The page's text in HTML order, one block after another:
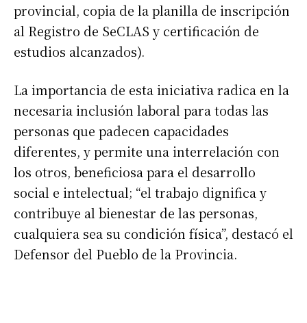
provincial, copia de la planilla de inscripción
al Registro de SeCLAS y certificación de
estudios alcanzados).
La importancia de esta iniciativa radica en la
necesaria inclusión laboral para todas las
personas que padecen capacidades
diferentes, y permite una interrelación con
los otros, beneficiosa para el desarrollo
social e intelectual; “el trabajo dignifica y
contribuye al bienestar de las personas,
cualquiera sea su condición física”, destacó el
Defensor del Pueblo de la Provincia.